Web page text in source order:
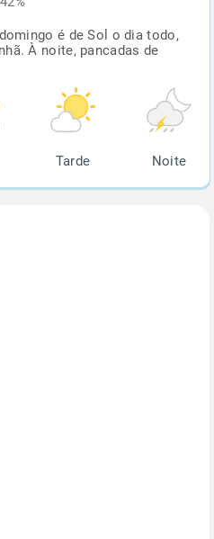
é de Sol o dia todo,
À noite, pancadas de
Tarde Noite